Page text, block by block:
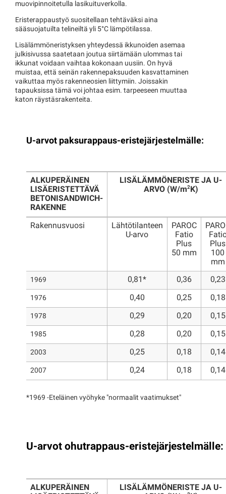
muovipinnoitetulla lasikuituverkolla.
Eristerappaustyö suositellaan tehtäväksi aina
sääsuojatuilta telineiltä yli 5°C lämpötilassa.
Lisälämmöneristyksen yhteydessä ikkunoiden asemaa
julkisivussa saatetaan joutua siirtämään ulommas tai
ikkunat voidaan vaihtaa kokonaan uusiin. On hyvä
muistaa, että seinän rakennepaksuuden kasvattaminen
vaikuttaa myös rakenneosien liittymiin. Joissakin
tapauksissa tämä voi johtaa esim. tarpeeseen muuttaa
katon räystäsrakenteita.
U-arvot paksurappaus-eristejärjestelmälle:
ALKUPERÄINEN
LISÄERISTETTÄVÄ
BETONISANDWICH-
RAKENNE
LISÄLÄMMÖNERISTE JA U-
ARVO (W/m2K)
Rakennusvuosi
Lähtötilanteen
U-arvo
PAROC
Fatio
Plus
50 mm
Plus
100
mm
1969 0,81* 0,36 0,23
1976 0,40 0,25 0,18
1978 0,29 0,20 0,15
1985 0,28 0,20 0,15
2003 0,25 0,18 0,14
2007 0,24 0,18 0,14
*1969 -Eteläinen vyöhyke "normaalit vaatimukset"
U-arvot ohutrappaus-eristejärjestelmälle:
ALKUPERÄINEN
LISÄLÄMMÖNERISTE JA U-